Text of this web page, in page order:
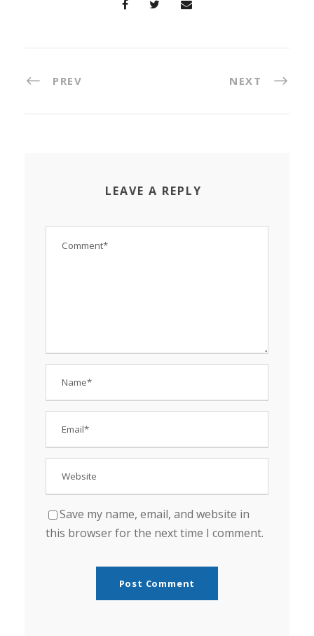
PREV NEXT
LEAVE A REPLY
Save my name, email, and website in
this browser for the next time I comment.